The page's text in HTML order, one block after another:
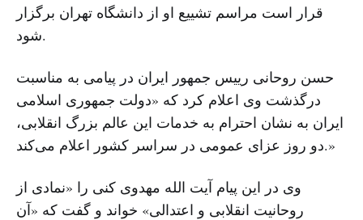
قرار است مراسم تشییع او از دانشگاه تهران برگزار
شود.
حسن روحانی رییس جمهور ایران در پیامی به مناسبت
درگذشت وی اعلام کرد که «دولت جمهوری اسلامی
ایران به نشان احترام به خدمات این عالم بزرگ انقلابی،
دو روز عزای عمومی در سراسر کشور اعلام می‌کند.»
وی در این پیام آیت الله مهدوی کنی را «نمادی از
روحانیت انقلابی و اعتدالی» خواند و گفت که «آن